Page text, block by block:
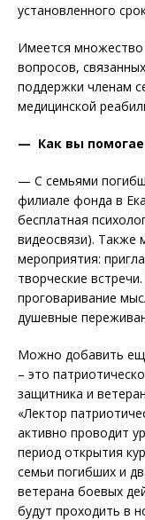
установленного
Имеется
вопросов,
поддержки членам
медицинской
— Как вы
— С семьями
филиале фонда в
бесплатная
видеосвязи). Также
мероприятия:
творческие
проговаривание
душевные
Можно добавить
– это
защитника и
«Лектор
активно проводит
период открытия
семьи погибших и
ветерана боевых
будут проходить в